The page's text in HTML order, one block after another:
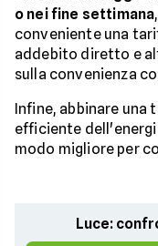
o nei fine settimana
conveniente una
addebito diretto e
sulla convenienza
Infine, abbinare una
efficiente
modo migliore per
Luce: